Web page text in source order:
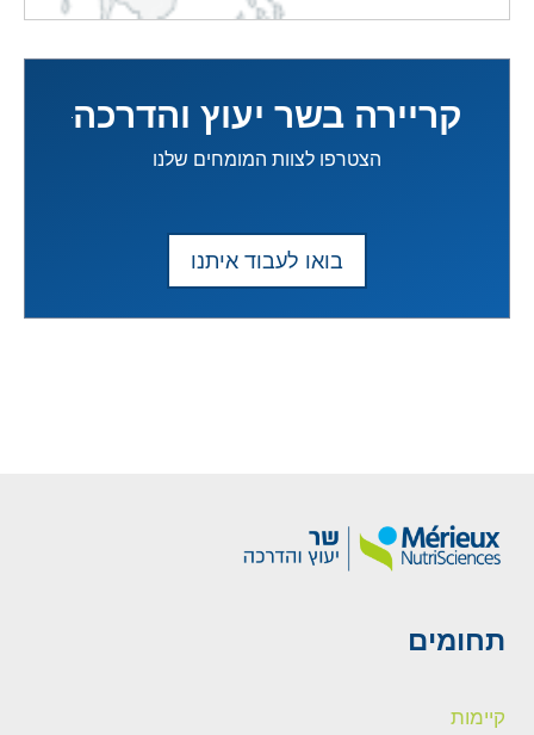
קריירה בשר יעוץ והדרכה
הצטרפו לצוות המומחים שלנו
בואו לעבוד איתנו
תחומים
קיימות